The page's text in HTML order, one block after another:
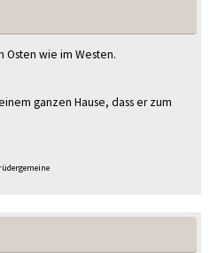
Osten wie im Westen.
ganzen Hause, dass er zum